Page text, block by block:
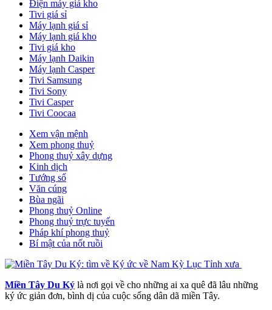
Điện máy giá kho
Tivi giá sỉ
Máy lạnh giá sỉ
Máy lạnh giá kho
Tivi giá kho
Máy lạnh Daikin
Máy lạnh Casper
Tivi Samsung
Tivi Sony
Tivi Casper
Tivi Coocaa
Xem vận mệnh
Xem phong thuỷ
Phong thuỷ xây dựng
Kinh dịch
Tướng số
Văn cúng
Bùa ngãi
Phong thuỷ Online
Phong thuỷ trực tuyến
Pháp khí phong thuỷ
Bí mật của nốt ruồi
Miền Tây Du Ký là nơi gọi về cho những ai xa quê đã lâu những
ký ức giản đơn, bình dị của cuộc sống dân dã miền Tây.